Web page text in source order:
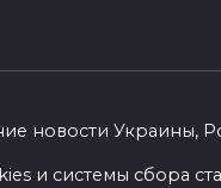
новости Украины,
и системы сбора